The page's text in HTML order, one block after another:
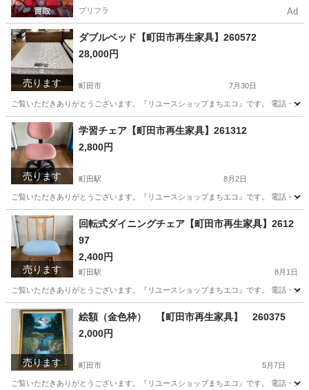
プリフラ Ad
売ります
ダブルベッド【町田市再生家具】260572
28,000円
町田市 7月30日
ご覧いただきありがとうございます。『リユースショップまちエコ』です。 電話・
東京 町田市 ベッド リユース
売ります
学習チェア【町田市再生家具】261312
2,800円
町田駅 8月2日
ご覧いただきありがとうございます。『リユースショップまちエコ』です。 電話・
東京 町田市 町田駅 リユース
売ります
回転式ダイニングチェア【町田市再生家具】2612
97
2,400円
町田駅 8月1日
ご覧いただきありがとうございます。『リユースショップまちエコ』です。 電話・
東京 町田市 町田駅 椅子 リユース
売ります
絵額（金色枠） 【町田市再生家具】 260375
2,000円
町田市 5月7日
ご覧いただきありがとうございます。『リユースショップまちエコ』です。 電話・